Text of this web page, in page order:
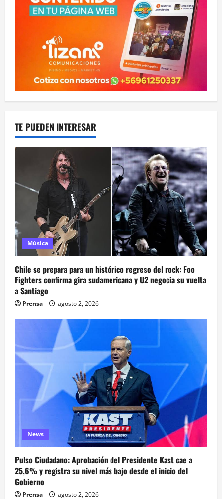
TE PUEDEN INTERESAR
Música
Chile se prepara para un histórico regreso del rock: Foo
Fighters confirma gira sudamericana y U2 negocia su vuelta
a Santiago
Prensa agosto 2, 2026
News
Pulso Ciudadano: Aprobación del Presidente Kast cae a
25,6% y registra su nivel más bajo desde el inicio del
Gobierno
Prensa agosto 2, 2026